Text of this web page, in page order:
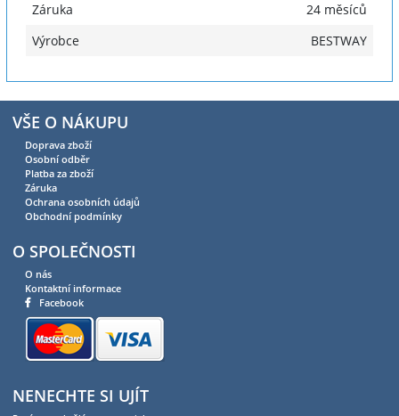
Záruka
24 měsíců
Výrobce
BESTWAY
VŠE O NÁKUPU
Doprava zboží
Osobní odběr
Platba za zboží
Záruka
Ochrana osobních údajů
Obchodní podmínky
O SPOLEČNOSTI
O nás
Kontaktní informace
Facebook
NENECHTE SI UJÍT